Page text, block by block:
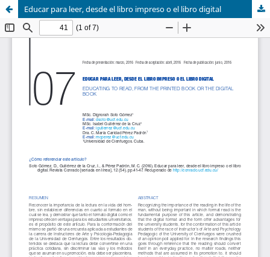
Educar para leer, desde el libro impreso o el libro digital